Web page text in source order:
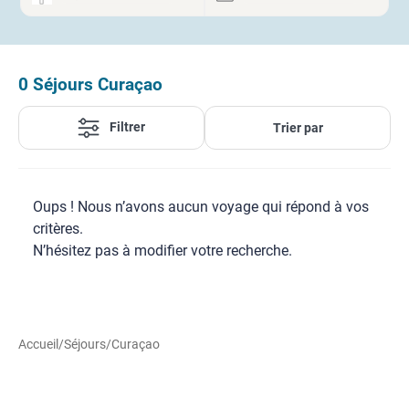
0 Séjours Curaçao
Filtrer Trier par
Oups ! Nous n’avons aucun voyage qui répond à vos
critères.
N’hésitez pas à modifier votre recherche.
Accueil /Séjours/Curaçao